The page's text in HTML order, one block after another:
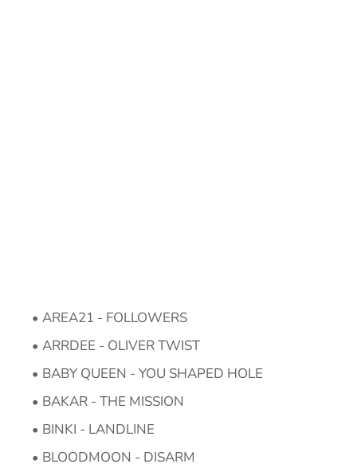
AREA21 - FOLLOWERS
ARRDEE - OLIVER TWIST
BABY QUEEN - YOU SHAPED HOLE
BAKAR - THE MISSION
BINKI - LANDLINE
BLOODMOON - DISARM